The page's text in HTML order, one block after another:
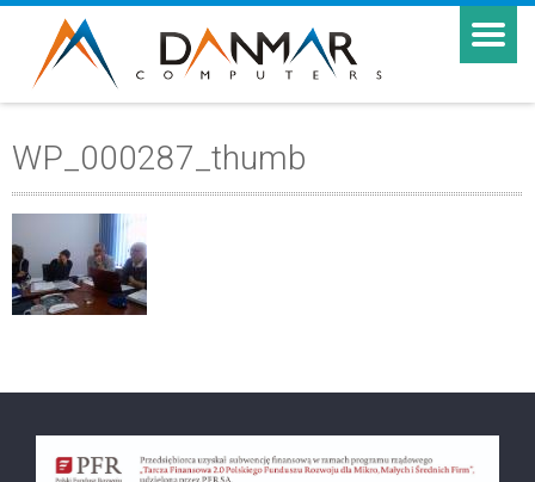
WP_000287_thumb